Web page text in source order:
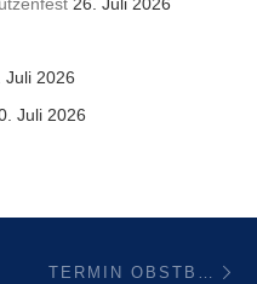
Juli 2026
Juli 2026
ZURÜCK ZUR